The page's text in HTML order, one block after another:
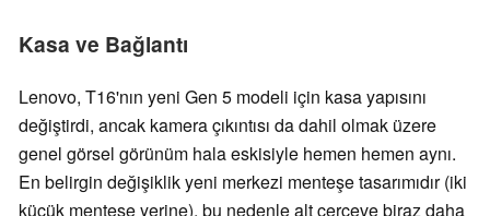
Kasa ve Bağlantı
Lenovo, T16'nın yeni Gen 5 modeli için kasa yapısını
değiştirdi, ancak kamera çıkıntısı da dahil olmak üzere
genel görsel görünüm hala eskisiyle hemen hemen aynı.
En belirgin değişiklik yeni merkezi menteşe tasarımıdır (iki
küçük menteşe yerine), bu nedenle alt çerçeve biraz daha